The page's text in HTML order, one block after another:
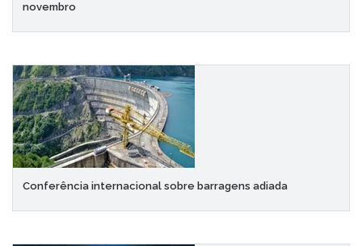
novembro
Conferência internacional sobre barragens adiada